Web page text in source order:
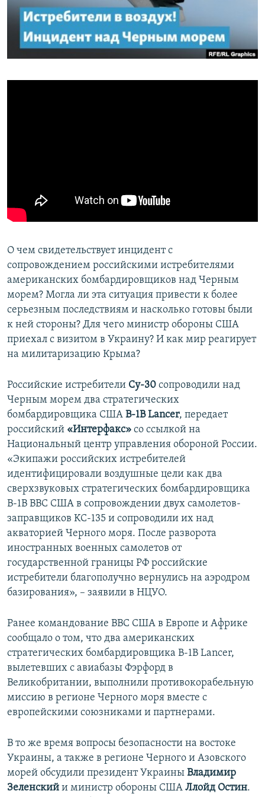
ПОБЕДИТЕЛЕЙ НЕ СУДЯТ?
КРЫМ.НЕПОКОРЕННЫЙ
ПРИСОЕДИНЯЙТЕСЬ!
О чем свидетельствует инцидент с
сопровождением российскими истребителями
американских бомбардировщиков над Черным
морем? Могла ли эта ситуация привести к более
серьезным последствиям и насколько готовы были
к ней стороны? Для чего министр обороны США
приехал с визитом в Украину? И как мир реагирует
на милитаризацию Крыма?
Российские истребители Су-30 сопроводили над
Черным морем два стратегических
бомбардировщика США В-1B Lancer, передает
российский «Интерфакс» со ссылкой на
Национальный центр управления обороной России.
«Экипажи российских истребителей
идентифицировали воздушные цели как два
сверхзвуковых стратегических бомбардировщика
В-1В ВВС США в сопровождении двух самолетов-
заправщиков KC-135 и сопроводили их над
акваторией Черного моря. После разворота
иностранных военных самолетов от
государственной границы РФ российские
истребители благополучно вернулись на аэродром
базирования», – заявили в НЦУО.
Ранее командование ВВС США в Европе и Африке
сообщало о том, что два американских
стратегических бомбардировщика B-1B Lancer,
вылетевших с авиабазы Фэрфорд в
Великобритании, выполнили противокорабельную
миссию в регионе Черного моря вместе с
европейскими союзниками и партнерами.
В то же время вопросы безопасности на востоке
Украины, а также в регионе Черного и Азовского
морей обсудили президент Украины Владимир
Зеленский и министр обороны США Ллойд Остин.